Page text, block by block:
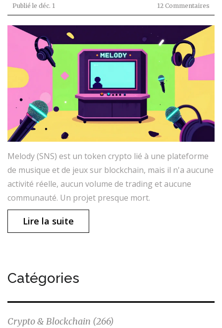
Publié le déc. 1 12 Commentaires
Melody (SNS) est un token crypto lié à une plateforme
de musique et de jeux sur blockchain, mais il n'a aucune
activité réelle, aucun volume de trading et aucune
communauté. Un projet presque mort.
Lire la suite
Catégories
Crypto & Blockchain (266)